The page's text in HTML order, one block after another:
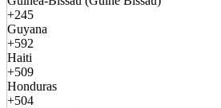
+245
Guyana
+592
Haiti
+509
Honduras
+504